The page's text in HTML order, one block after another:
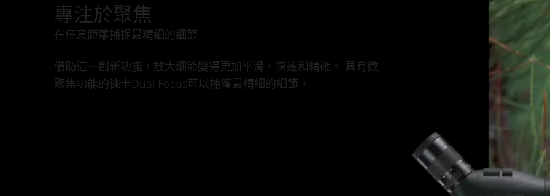
專注於聚焦
在任意距離捕捉最精細的細節
借助這一創新功能，放大細節變得更加平滑，快速和精確。 具有微
聚焦功能的徠卡Dual Focus可以捕獲最精細的細節。